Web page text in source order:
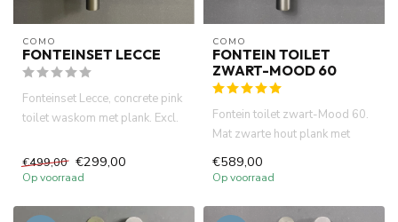
COMO
FONTEINSET LECCE
Fonteinset Lecce, concrete pink
toilet waskom met plank. Excl.
€499,00 €299,00
Op voorraad
COMO
FONTEIN TOILET
ZWART-MOOD 60
Fontein toilet zwart-Mood 60.
Mat zwarte hout plank met
handdoekhouder 44x22x2.7...
€589,00
Op voorraad